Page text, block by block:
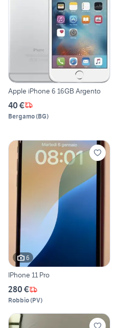
Apple iPhone 6 16GB Argento
40 €
Bergamo(BG)
6
IPhone 11 Pro
280 €
Robbio(PV)